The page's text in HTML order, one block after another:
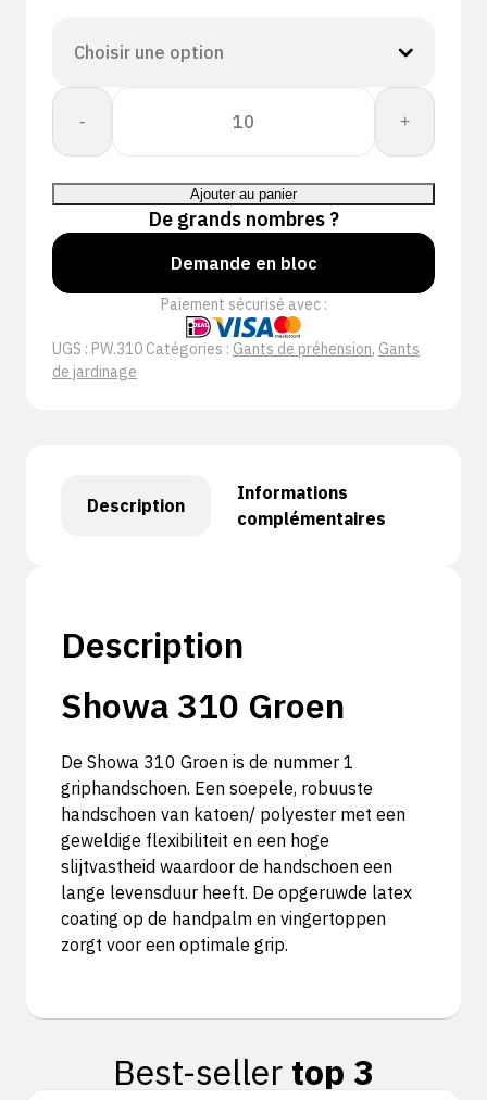
-
quantité
Showa
Groen
+
Ajouter au panier
De grands nombres ?
Demande en bloc
Paiement sécurisé avec :
UGS : PW.310 Catégories : Gants de préhension, Gants
de jardinage
Description
Informations
complémentaires
Description
Showa 310 Groen
De Showa 310 Groen is de nummer 1
griphandschoen. Een soepele, robuuste
handschoen van katoen/ polyester met een
geweldige flexibiliteit en een hoge
slijtvastheid waardoor de handschoen een
lange levensduur heeft. De opgeruwde latex
coating op de handpalm en vingertoppen
zorgt voor een optimale grip.
Best-seller top 3